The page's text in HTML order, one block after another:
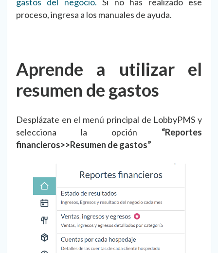
proceso, ingresa a los manuales de ayuda.
Aprende a utilizar el
resumen de gastos
Desplázate en el menú principal de LobbyPMS y
selecciona la opción “Reportes
financieros>>Resumen de gastos”